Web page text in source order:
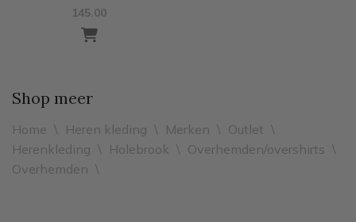
145.00
Shop meer
Home \ Heren kleding \ Merken \ Outlet \
Herenkleding \ Holebrook \ Overhemden/overshirts \
Overhemden \